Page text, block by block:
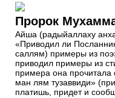
Айша (радыйаллаху
«Приводил ли
саллям) примеры из
приводил примеры из
примера она прочитала
ман лям тузаввиди»
платишь, придет и